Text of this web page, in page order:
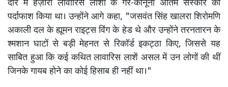
दौर में हज़ारों लावारिस लाशों के गैर-कानूनी अंतिम संस्कार का
पर्दाफाश किया था। उन्होंने आगे कहा, "जसवंत सिंह खालरा शिरोमणि
अकाली दल के ह्यूमन राइट्स विंग के हेड थे और उन्होंने तरनतारन के
श्मशान घाटों से बड़ी मेहनत से रिकॉर्ड इकट्ठा किए, जिससे यह
साबित हुआ कि कई कथित लावारिस लाशें असल में उन लोगों की थीं
जिनके गायब होने का कोई हिसाब ही नहीं था।"